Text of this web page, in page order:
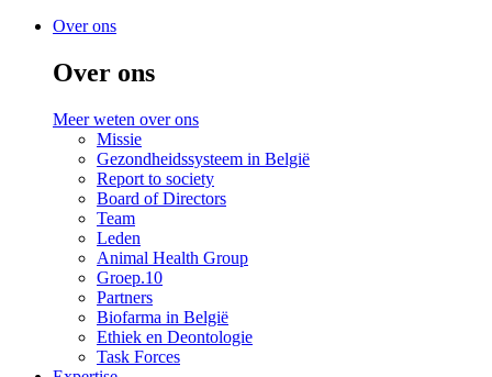
Over ons
Over ons
Meer weten over ons
Missie
Gezondheidssysteem in België
Report to society
Board of Directors
Team
Leden
Animal Health Group
Groep.10
Partners
Biofarma in België
Ethiek en Deontologie
Task Forces